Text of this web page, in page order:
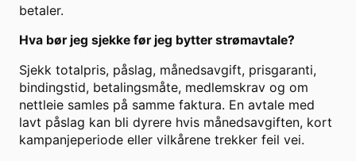
betaler.
Hva bør jeg sjekke før jeg bytter strømavtale?
Sjekk totalpris, påslag, månedsavgift, prisgaranti,
bindingstid, betalingsmåte, medlemskrav og om
nettleie samles på samme faktura. En avtale med
lavt påslag kan bli dyrere hvis månedsavgiften, kort
kampanjeperiode eller vilkårene trekker feil vei.